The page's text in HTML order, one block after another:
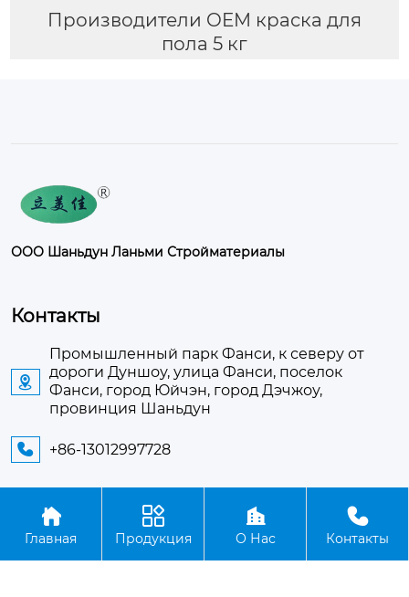
Производители OEM краска для
пола 5 кг
ООО Шаньдун Ланьми Стройматериалы
Контакты

Промышленный парк Фанси, к северу от
дороги Дуншоу, улица Фанси, поселок
Фанси, город Юйчэн, город Дэчжоу,
провинция Шаньдун
 +86-13012997728
Авторское право©ООО Шаньдун Ланьми
Стройматериалы

Главная

Продукция

О Нас

Контакты